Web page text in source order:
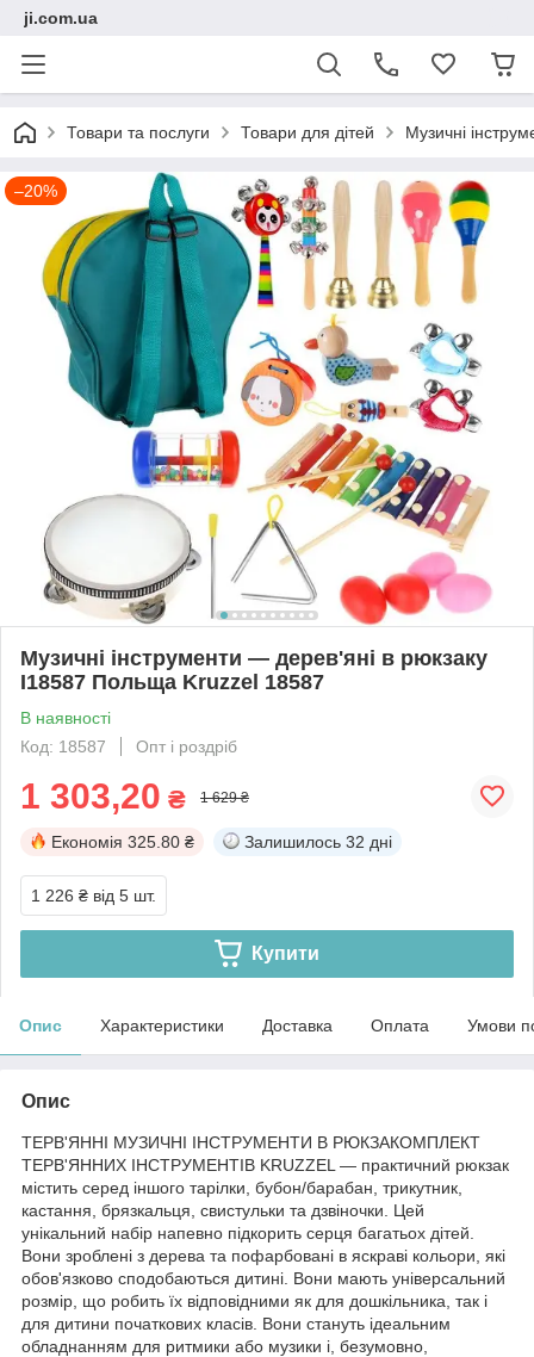
ji.com.ua
Товари та послуги Товари для дітей Музичні
–20%
Музичні інструменти — дерев'яні в рюкзаку
I18587 Польща Kruzzel 18587
В наявності
Код: 18587
Опт і роздріб
1 303,20 ₴ 1 629 ₴
Економія 325.80 ₴ Залишилось 32 дні
1 226 ₴ від 5 шт.
Купити
Опис Характеристики Доставка Оплата Умови
Опис
ТЕРВ'ЯННІ МУЗИЧНІ ІНСТРУМЕНТИ В РЮКЗАКОМПЛЕКТ
ТЕРВ'ЯННИХ ІНСТРУМЕНТІВ KRUZZEL — практичний рюкзак
містить серед іншого тарілки, бубон/барабан, трикутник,
кастання, брязкальця, свистульки та дзвіночки. Цей
унікальний набір напевно підкорить серця багатьох дітей.
Вони зроблені з дерева та пофарбовані в яскраві кольори, які
обов'язково сподобаються дитині. Вони мають універсальний
розмір, що робить їх відповідними як для дошкільника, так і
для дитини початкових класів. Вони стануть ідеальним
обладнанням для ритмики або музики і, безумовно,